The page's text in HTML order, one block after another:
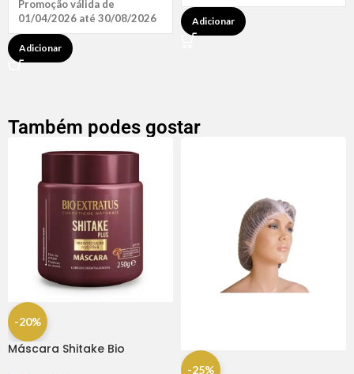
Promoção válida de
01/04/2026 até 30/08/2026
Adicionar
Adicionar
Também podes gostar
-20%
Máscara Shitake Bio
-25%